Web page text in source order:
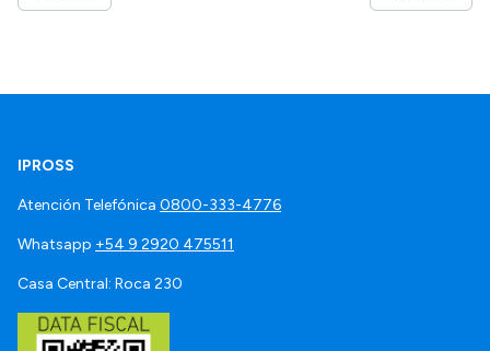
IPROSS
Atención Telefónica 0800-333-4776
Whatsapp +54 9 2920 475511
Casa Central: Roca 230